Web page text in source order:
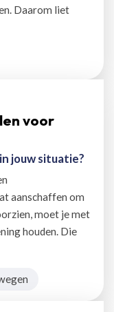
Daarom liet
voor
jouw situatie?
aanschaffen om
moet je met
houden. Die